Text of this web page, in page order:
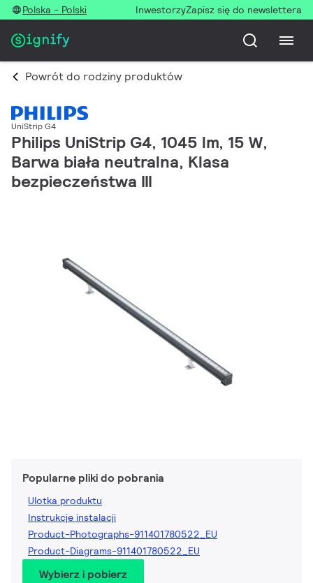
Polska - Polski InwestorzyZapisz się do newslettera
Powrót do rodziny produktów
UniStrip G4
Philips UniStrip G4, 1045 lm, 15 W,
Barwa biała neutralna, Klasa
bezpieczeństwa III
Popularne pliki do pobrania
Ulotka produktu
Instrukcje instalacji
Product-Photographs-911401780522_EU
Product-Diagrams-911401780522_EU
Wybierz i pobierz